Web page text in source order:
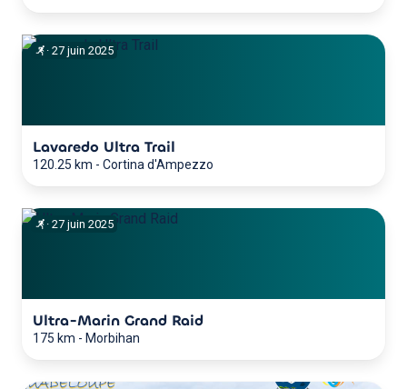
· 27 juin 2025
Lavaredo Ultra Trail
120.25 km - Cortina d'Ampezzo
· 27 juin 2025
Ultra-Marin Grand Raid
175 km - Morbihan